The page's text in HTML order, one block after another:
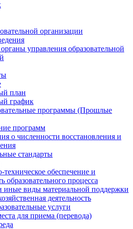
организации
управления образовательной
план
график
программы (Прошлые
программ
о численности восстановления и
стандарты
техническое обеспечение и
образовательного процесса
иные виды материальной поддержки
деятельность
услуги
для приема (перевода)